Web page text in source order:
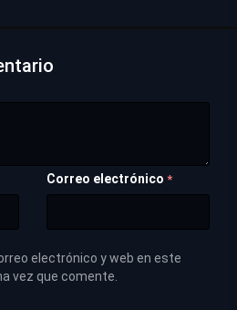
Correo electrónico *
electrónico y web en este
vez que comente.